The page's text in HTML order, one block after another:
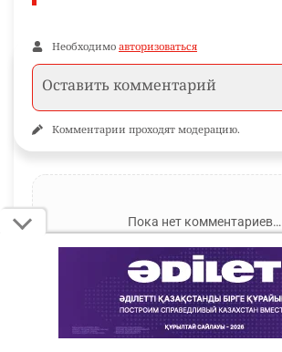
Необходимо авторизоваться
Комментарии проходят модерацию.
Пока нет комментариев…